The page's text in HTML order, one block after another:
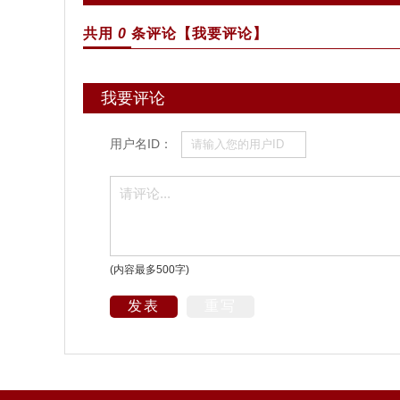
共用 0 条评论 【我要评论】
我要评论
用户名ID：
(内容最多500字)
发表